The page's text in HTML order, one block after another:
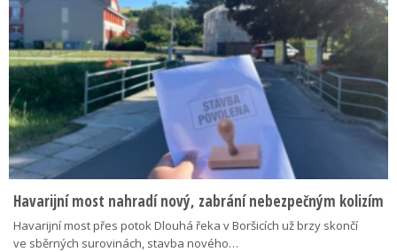
Havarijní most nahradí nový, zabrání nebezpečným kolizím
Havarijní most přes potok Dlouhá řeka v Boršicích už brzy skončí
ve sběrných surovinách, stavba nového…